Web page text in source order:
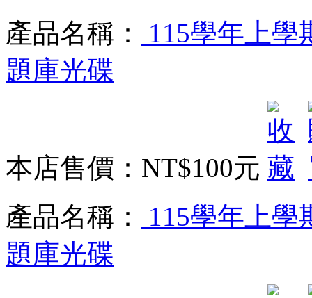
產品名稱：
115學年上學
題庫光碟
本店售價： NT$100元
產品名稱：
115學年上學
題庫光碟